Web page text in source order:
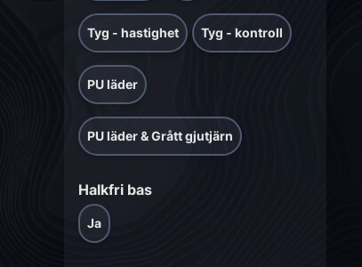
Tyg - hastighet Tyg - kontroll
PU läder
PU läder & Grått gjutjärn
Halkfri bas
Ja